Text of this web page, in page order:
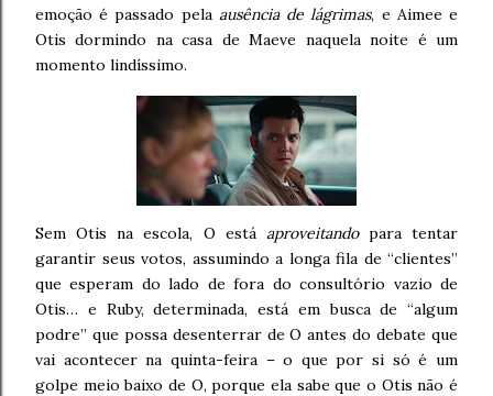
emoção é passado pela ausência de lágrimas, e Aimee e
Otis dormindo na casa de Maeve naquela noite é um
momento lindíssimo.
Sem Otis na escola, O está aproveitandopara tentar
garantir seus votos, assumindo a longa fila de “clientes”
que esperam do lado de fora do consultório vazio de
Otis… e Ruby, determinada, está em busca de “algum
podre” que possa desenterrar de O antes do debate que
vai acontecer na quinta-feira – o que por si só é um
golpe meio baixo de O, porque ela sabe que o Otis não é